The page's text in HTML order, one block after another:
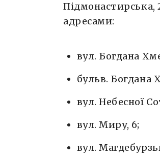
Підмонастирська,
адресами:
вул. Богдана
бульв. Богдана
вул. Небесної
вул. Миру, 6;
вул.